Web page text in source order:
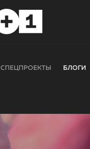
СПЕЦПРОЕКТЫ БЛОГИ